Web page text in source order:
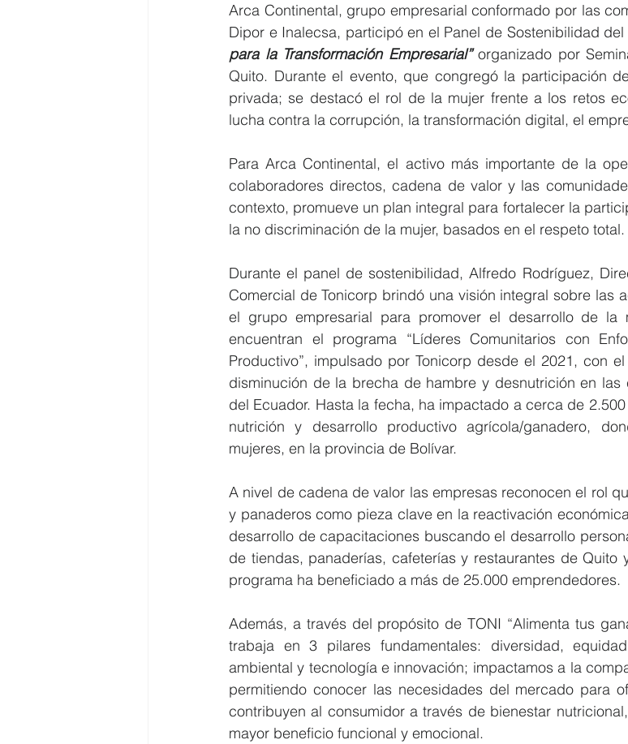
Arca Continental, grupo empresarial conformado por las
Dipor e Inalecsa, participó en el Panel de Sostenibilidad del
para la Transformación Empresarial” organizado por
Quito. Durante el evento, que congregó la participación
privada; se destacó el rol de la mujer frente a los retos
lucha contra la corrupción, la transformación digital, el
Para Arca Continental, el activo más importante de la
colaboradores directos, cadena de valor y las
contexto, promueve un plan integral para fortalecer la
la no discriminación de la mujer, basados en el respeto total.
Durante el panel de sostenibilidad, Alfredo Rodríguez,
Comercial de Tonicorp brindó una visión integral sobre las
el grupo empresarial para promover el desarrollo de la
encuentran el programa “Líderes Comunitarios con
Productivo”, impulsado por Tonicorp desde el 2021, con
disminución de la brecha de hambre y desnutrición en las
del Ecuador. Hasta la fecha, ha impactado a cerca de
nutrición y desarrollo productivo agrícola/ganadero,
mujeres, en la provincia de Bolívar.
A nivel de cadena de valor las empresas reconocen el rol
y panaderos como pieza clave en la reactivación
desarrollo de capacitaciones buscando el desarrollo
de tiendas, panaderías, cafeterías y restaurantes de Quito
programa ha beneficiado a más de 25.000 emprendedores.
Además, a través del propósito de TONI “Alimenta tus
trabaja en 3 pilares fundamentales: diversidad,
ambiental y tecnología e innovación; impactamos a la
permitiendo conocer las necesidades del mercado para
contribuyen al consumidor a través de bienestar
mayor beneficio funcional y emocional.